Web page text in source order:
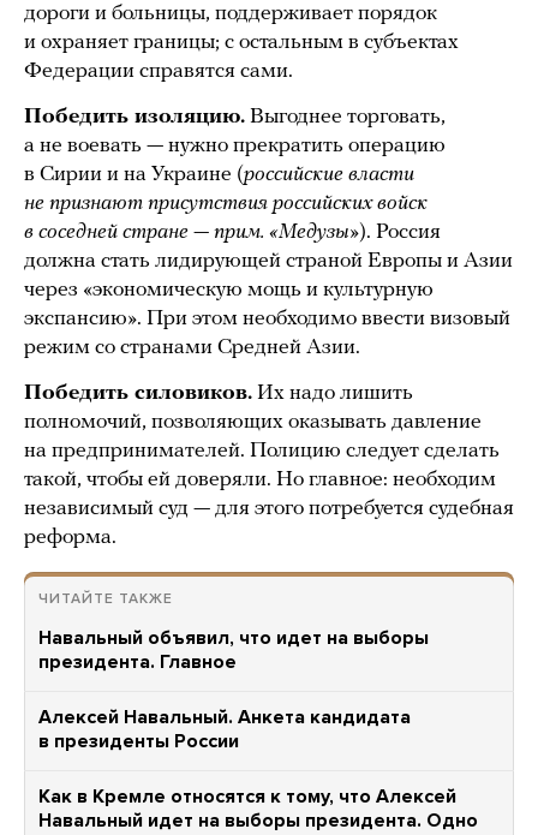
дороги и больницы, поддерживает порядок
и охраняет границы; с остальным в субъектах
Федерации справятся сами.
Победить изоляцию. Выгоднее торговать,
а не воевать — нужно прекратить операцию
в Сирии и на Украине (российские власти
не признают присутствия российских войск
в соседней стране — прим. «Медузы»). Россия
должна стать лидирующей страной Европы и Азии
через «экономическую мощь и культурную
экспансию». При этом необходимо ввести визовый
режим со странами Средней Азии.
Победить силовиков. Их надо лишить
полномочий, позволяющих оказывать давление
на предпринимателей. Полицию следует сделать
такой, чтобы ей доверяли. Но главное: необходим
независимый суд — для этого потребуется судебная
реформа.
ЧИТАЙТЕ ТАКЖЕ
Навальный объявил, что идет на выборы
президента. Главное
Алексей Навальный. Анкета кандидата
в президенты России
Как в Кремле относятся к тому, что Алексей
Навальный идет на выборы президента. Одно